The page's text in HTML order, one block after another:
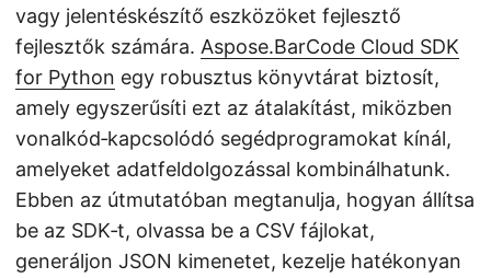
vagy jelentéskészítő eszközöket fejlesztő
fejlesztők számára. Aspose.BarCode Cloud SDK
for Python egy robusztus könyvtárat biztosít,
amely egyszerűsíti ezt az átalakítást, miközben
vonalkód‑kapcsolódó segédprogramokat kínál,
amelyeket adatfeldolgozással kombinálhatunk.
Ebben az útmutatóban megtanulja, hogyan állítsa
be az SDK‑t, olvassa be a CSV fájlokat,
generáljon JSON kimenetet, kezelje hatékonyan